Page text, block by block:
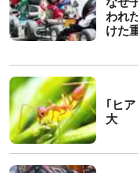
われ
けた
｢ヒ
大